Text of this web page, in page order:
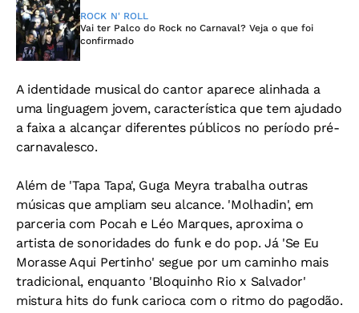
ROCK N' ROLL
Vai ter Palco do Rock no Carnaval? Veja o que foi
confirmado
A identidade musical do cantor aparece alinhada a
uma linguagem jovem, característica que tem ajudado
a faixa a alcançar diferentes públicos no período pré-
carnavalesco.
Além de 'Tapa Tapa', Guga Meyra trabalha outras
músicas que ampliam seu alcance. 'Molhadin', em
parceria com Pocah e Léo Marques, aproxima o
artista de sonoridades do funk e do pop. Já 'Se Eu
Morasse Aqui Pertinho' segue por um caminho mais
tradicional, enquanto 'Bloquinho Rio x Salvador'
mistura hits do funk carioca com o ritmo do pagodão.